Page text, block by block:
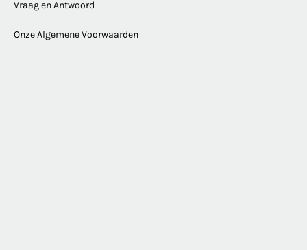
Vraag en Antwoord
Onze Algemene Voorwaarden